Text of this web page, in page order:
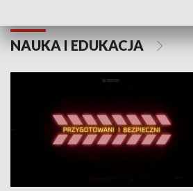
NAUKA I EDUKACJA